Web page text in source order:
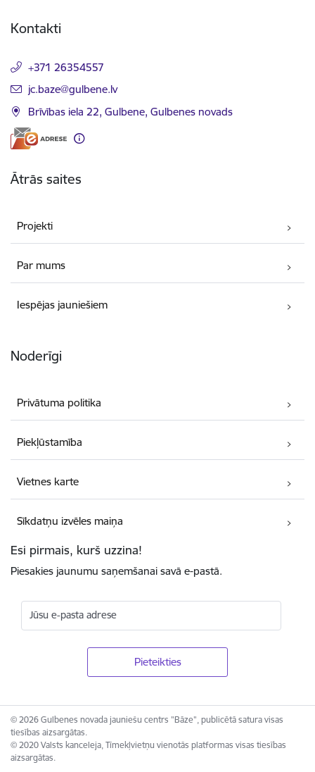
Kontakti
+371 26354557
E-pasts:
jc.baze@gulbene.lv
Brīvības iela 22, Gulbene, Gulbenes novads
Ātrās saites
Projekti
Par mums
Iespējas jauniešiem
Noderīgi
Privātuma politika
Piekļūstamība
Vietnes karte
Sīkdatņu izvēles maiņa
Esi pirmais, kurš uzzina!
Piesakies jaunumu saņemšanai savā e-pastā.
Jūsu e-pasta adrese
© 2026 Gulbenes novada jauniešu centrs "Bāze", publicētā satura visas
tiesības aizsargātas.
© 2020 Valsts kanceleja, Tīmekļvietņu vienotās platformas visas tiesības
aizsargātas.